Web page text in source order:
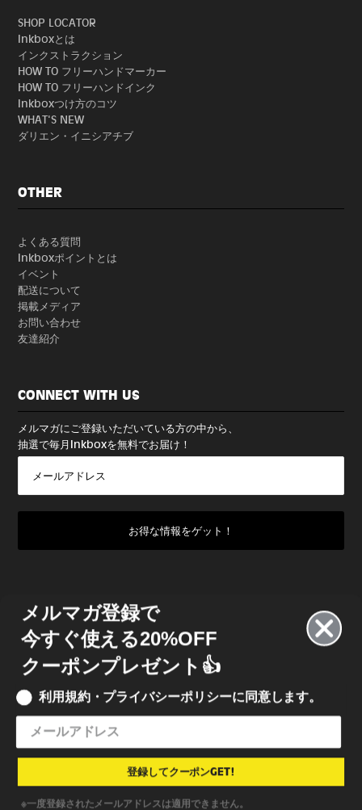
SHOP LOCATOR
Inkboxとは
インクストラクション
HOW TO フリーハンドマーカー
HOW TO フリーハンドインク
Inkboxつけ方のコツ
WHAT'S NEW
ダリエン・イニシアチブ
OTHER
よくある質問
Inkboxポイントとは
イベント
配送について
掲載メディア
お問い合わせ
友達紹介
CONNECT WITH US
メルマガにご登録いただいている方の中から、
抽選で毎月Inkboxを無料でお届け！
© 2022 INKBOX JAPAN
特定商取引法に基づく表記• 利用規約 •プライバシーポリシー
メルマガ登録で
今すぐ使える20%OFF
クーポンプレゼント👍
利用規約・プライバシーポリシーに同意します。
登録してクーポンGET!
※一度登録されたメールアドレスは適用できません。